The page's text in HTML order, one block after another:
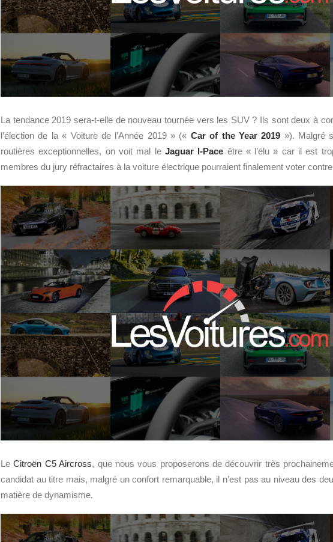
La tendance 2019 sera-t-elle de nouveau tournée vers les SUV ? Ils sont deux à
l’élection de la « Voiture de l’Année 2019 » (« Car of the Year 2019 »). Malgré
routières exceptionnelles, on voit mal le Jaguar I-Pace être « l’élu » car il est
membres du jury réfractaires à la voiture électrique pourraient finalement voter
LeCitroën C5 Aircross, que nous vous proposerons de découvrir très
candidat au titre mais, malgré un confort remarquable, il n’est pas au niveau des
matière de dynamisme.